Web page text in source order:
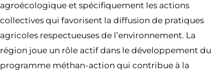
agroécologique et spécifiquement les actions
collectives qui favorisent la diffusion de pratiques
agricoles respectueuses de l’environnement. La
région joue un rôle actif dans le développement du
programme méthan-action qui contribue à la